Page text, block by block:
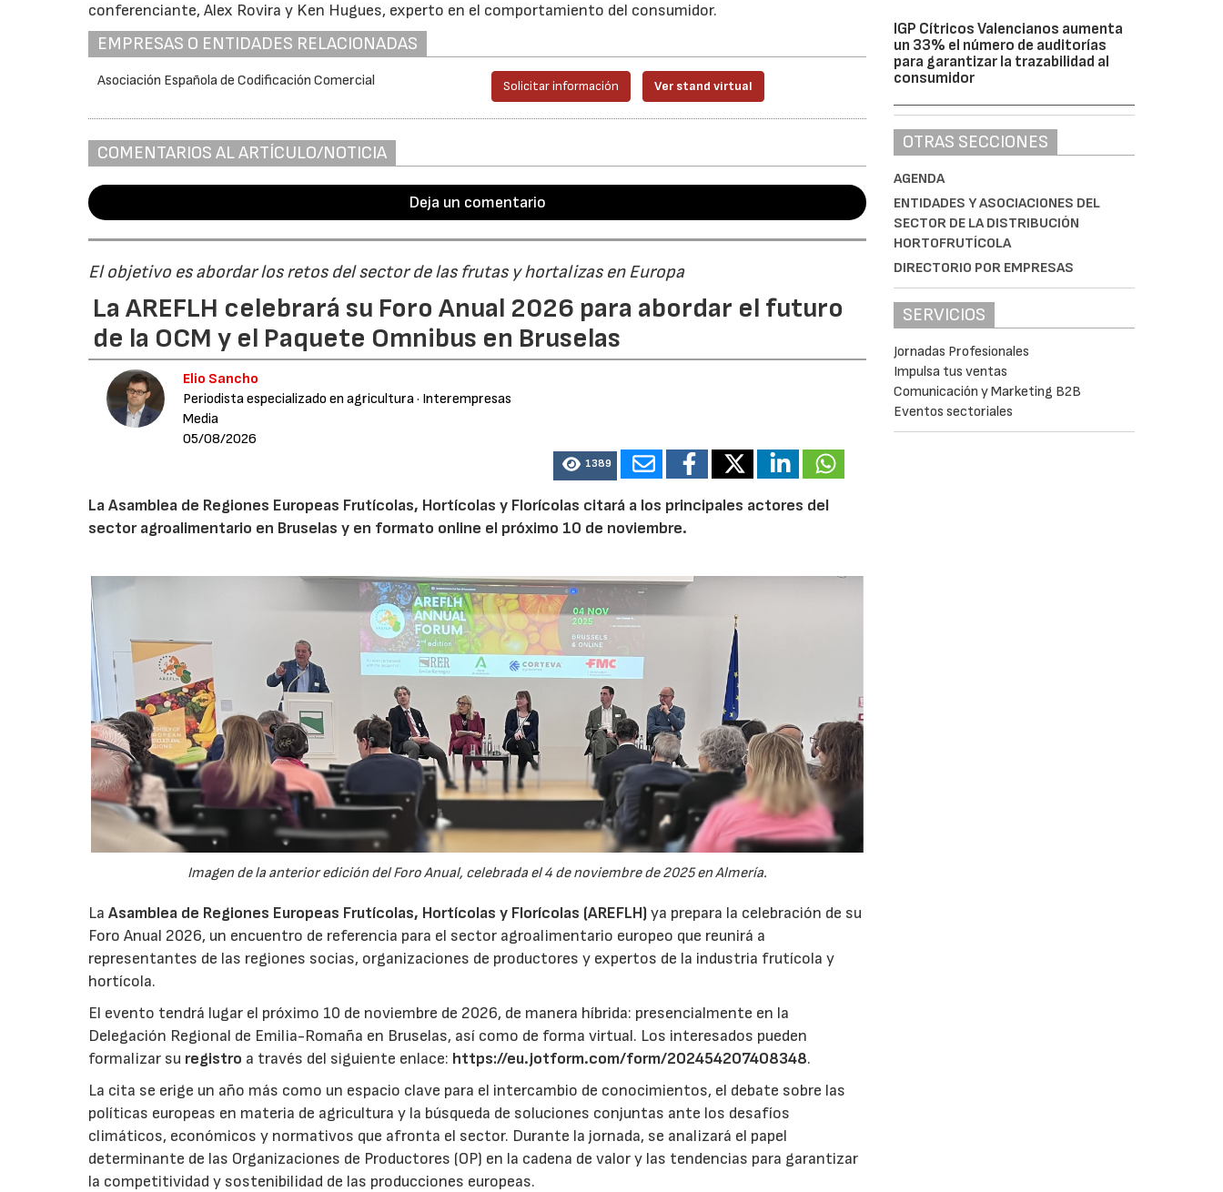
conferenciante, Alex Rovira y Ken Hugues, experto en el comportamiento del consumidor.
EMPRESAS O ENTIDADES RELACIONADAS
Asociación Española de Codificación Comercial Solicitar información Ver stand virtual
COMENTARIOS AL ARTÍCULO/NOTICIA
Deja un comentario
El objetivo es abordar los retos del sector de las frutas y hortalizas en Europa
La AREFLH celebrará su Foro Anual 2026 para abordar el futuro
de la OCM y el Paquete Omnibus en Bruselas
Elio Sancho
Periodista especializado en agricultura· Interempresas
Media
05/08/2026
1389
La Asamblea de Regiones Europeas Frutícolas, Hortícolas y Florícolas citará a los principales actores del
sector agroalimentario en Bruselas y en formato online el próximo 10 de noviembre.
Imagen de la anterior edición del Foro Anual, celebrada el 4 de noviembre de 2025 en Almería.
LaAsamblea de Regiones Europeas Frutícolas, Hortícolas y Florícolas (AREFLH)ya prepara la celebración de su
Foro Anual 2026, un encuentro de referencia para el sector agroalimentario europeo que reunirá a
representantes de las regiones socias, organizaciones de productores y expertos de la industria frutícola y
hortícola.
El evento tendrá lugar el próximo 10 de noviembre de 2026, de manera híbrida: presencialmente en la
Delegación Regional de Emilia-Romaña en Bruselas, así como de forma virtual. Los interesados pueden
formalizar su registro a través del siguiente enlace: https://eu.jotform.com/form/202454207408348.
La cita se erige un año más como un espacio clave para el intercambio de conocimientos, el debate sobre las
políticas europeas en materia de agricultura y la búsqueda de soluciones conjuntas ante los desafíos
climáticos, económicos y normativos que afronta el sector. Durante la jornada, se analizará el papel
determinante de las Organizaciones de Productores (OP) en la cadena de valor y las tendencias para garantizar
la competitividad y sostenibilidad de las producciones europeas.
IGP Cítricos Valencianos aumenta
un 33% el número de auditorías
para garantizar la trazabilidad al
consumidor
OTRAS SECCIONES
AGENDA
ENTIDADES Y ASOCIACIONES DEL
SECTOR DE LA DISTRIBUCIÓN
HORTOFRUTÍCOLA
DIRECTORIO POR EMPRESAS
SERVICIOS
Jornadas Profesionales
Impulsa tus ventas
Comunicación y Marketing B2B
Eventos sectoriales